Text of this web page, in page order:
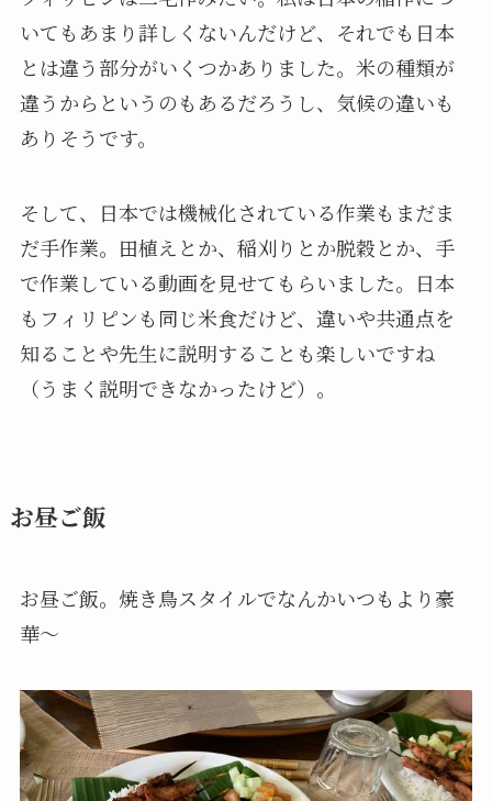
いてもあまり詳しくないんだけど、それでも日本
とは違う部分がいくつかありました。米の種類が
違うからというのもあるだろうし、気候の違いも
ありそうです。
そして、日本では機械化されている作業もまだま
だ手作業。田植えとか、稲刈りとか脱穀とか、手
で作業している動画を見せてもらいました。日本
もフィリピンも同じ米食だけど、違いや共通点を
知ることや先生に説明することも楽しいですね
（うまく説明できなかったけど）。
お昼ご飯
お昼ご飯。焼き鳥スタイルでなんかいつもより豪
華～